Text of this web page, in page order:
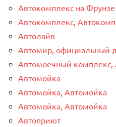
Автокомплекс на Фрунзе
Автокомплекс,
Автолайв
Автомир, официальный
Автомоечный
Автомойка
Автомойка, Автомойка
Автомойка, Автомойка
Автоприют